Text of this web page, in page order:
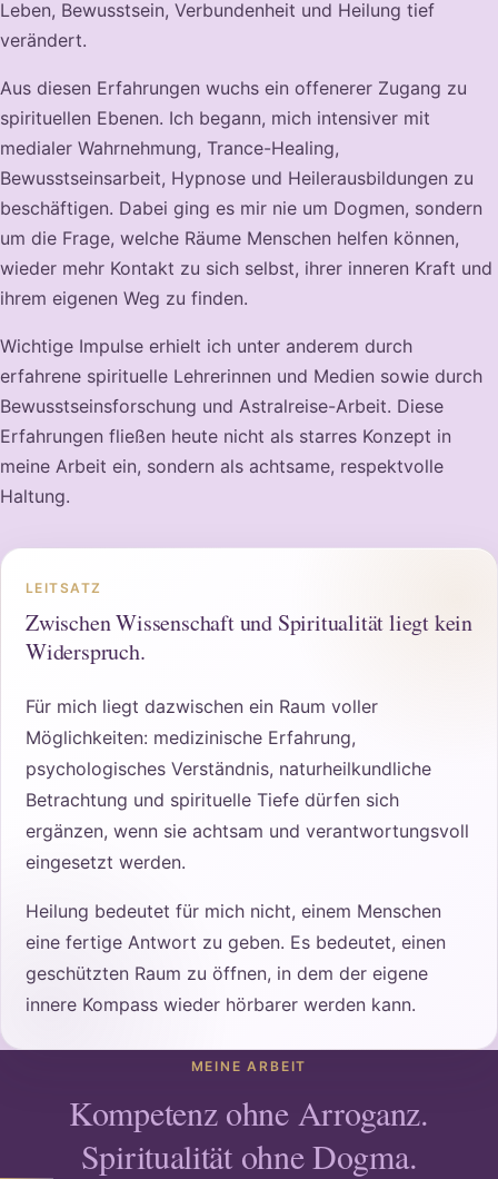
Leben, Bewusstsein, Verbundenheit und Heilung tief
verändert.
Aus diesen Erfahrungen wuchs ein offenerer Zugang zu
spirituellen Ebenen. Ich begann, mich intensiver mit
medialer Wahrnehmung, Trance-Healing,
Bewusstseinsarbeit, Hypnose und Heilerausbildungen zu
beschäftigen. Dabei ging es mir nie um Dogmen, sondern
um die Frage, welche Räume Menschen helfen können,
wieder mehr Kontakt zu sich selbst, ihrer inneren Kraft und
ihrem eigenen Weg zu finden.
Wichtige Impulse erhielt ich unter anderem durch
erfahrene spirituelle Lehrerinnen und Medien sowie durch
Bewusstseinsforschung und Astralreise-Arbeit. Diese
Erfahrungen fließen heute nicht als starres Konzept in
meine Arbeit ein, sondern als achtsame, respektvolle
Haltung.
LEITSATZ
Zwischen Wissenschaft und Spiritualität liegt kein
Widerspruch.
Für mich liegt dazwischen ein Raum voller
Möglichkeiten: medizinische Erfahrung,
psychologisches Verständnis, naturheilkundliche
Betrachtung und spirituelle Tiefe dürfen sich
ergänzen, wenn sie achtsam und verantwortungsvoll
eingesetzt werden.
Heilung bedeutet für mich nicht, einem Menschen
eine fertige Antwort zu geben. Es bedeutet, einen
geschützten Raum zu öffnen, in dem der eigene
innere Kompass wieder hörbarer werden kann.
MEINE ARBEIT
Kompetenz ohne Arroganz.
Spiritualität ohne Dogma.